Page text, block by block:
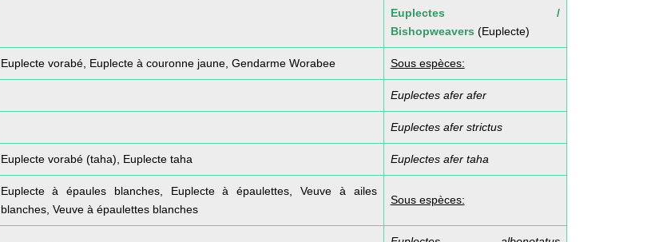
Euplectes /
Bishopweavers (Euplecte)
Euplecte vorabé, Euplecte à couronne jaune, Gendarme Worabee Sous espèces:
Euplectes afer afer
Euplectes afer strictus
Euplecte vorabé (taha), Euplecte taha Euplectes afer taha
Euplecte à épaules blanches, Euplecte à épaulettes, Veuve à ailes
blanches, Veuve à épaulettes blanches
Sous espèces: